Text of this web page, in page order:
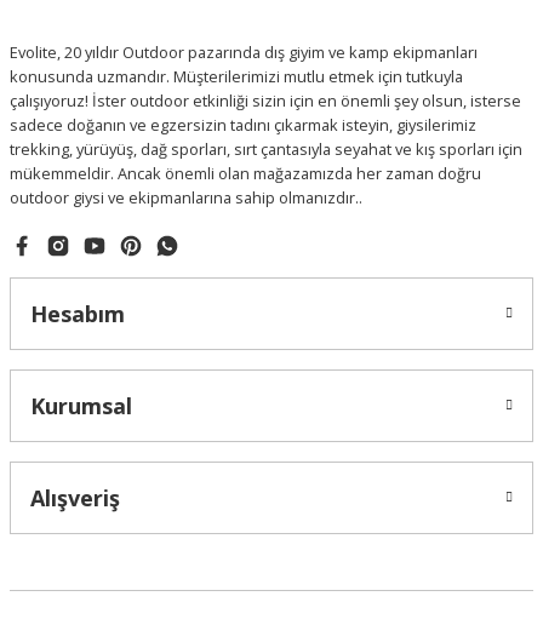
Evolite, 20 yıldır Outdoor pazarında dış giyim ve kamp ekipmanları
konusunda uzmandır. Müşterilerimizi mutlu etmek için tutkuyla
çalışıyoruz! İster outdoor etkinliği sizin için en önemli şey olsun, isterse
sadece doğanın ve egzersizin tadını çıkarmak isteyin, giysilerimiz
trekking, yürüyüş, dağ sporları, sırt çantasıyla seyahat ve kış sporları için
mükemmeldir. Ancak önemli olan mağazamızda her zaman doğru
outdoor giysi ve ekipmanlarına sahip olmanızdır..
Hesabım
Kurumsal
Alışveriş